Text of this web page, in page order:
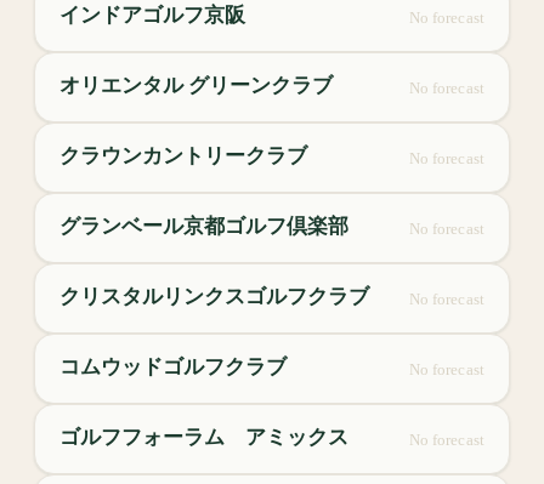
インドアゴルフ京阪 No forecast
オリエンタル グリーンクラブ No forecast
クラウンカントリークラブ No forecast
グランベール京都ゴルフ倶楽部 No forecast
クリスタルリンクスゴルフクラブ No forecast
コムウッドゴルフクラブ No forecast
ゴルフフォーラム アミックス No forecast